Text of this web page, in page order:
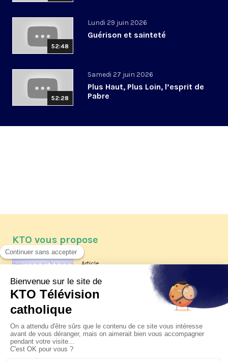
52:48
Lundi 29 juin 2026
Guérison et sainteté
52:28
Samedi 27 juin 2026
Plus Haut, Plus Loin, l’esprit de
Pabre
KTO vous propose
Article
Les reportages d'été 2026 de KTO
La visite pastorale du pape Léon
XIV à Assise à suivre sur KTO le
jeudi 6 août